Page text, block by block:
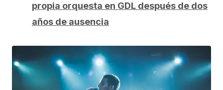
propia orquesta en GDL después de dos
años de ausencia